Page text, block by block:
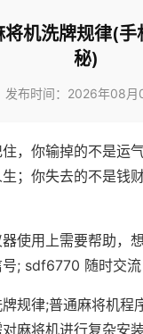
机洗牌规律(手
秘)
发布时间：2026年08月
，你输掉的不是运
；你失去的不是钱
使用上需要帮助，
; sdf6770 随时交流
规律;普通麻将机程
麻将机进行复杂安